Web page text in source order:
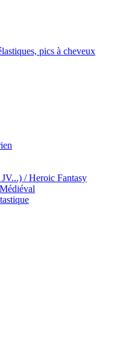
pics à cheveux
/ Heroic Fantasy